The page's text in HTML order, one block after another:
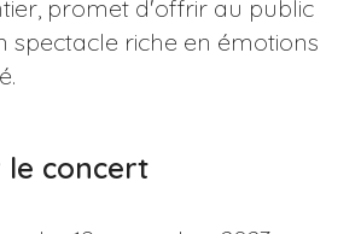
promet d'offrir au public
spectacle riche en émotions
le concert